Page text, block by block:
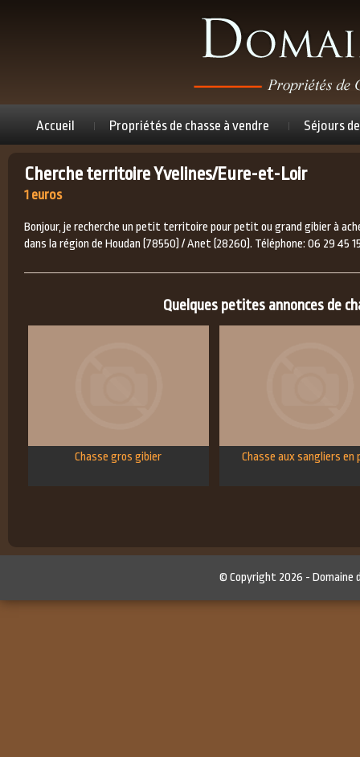
Accueil Propriétés de chasse à vendre Séjours
Cherche territoire Yvelines/Eure-et-Loir
1 euros
Bonjour, je recherche un petit territoire pour petit ou grand gibier à
dans la région de Houdan (78550) / Anet (28260). Téléphone: 06 29 45
Quelques petites annonces de
Chasse gros gibier Chasse aux sangliers en
© Copyright 2026 -Domaine